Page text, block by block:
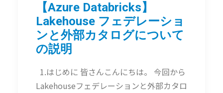
【Azure Databricks】
Lakehouse フェデレーショ
ンと外部カタログについて
の説明
1.はじめに 皆さんこんにちは。 今回から
Lakehouseフェデレーションと外部カタロ